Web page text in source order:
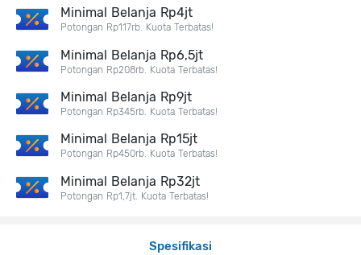
Spesifikasi
Minimal Belanja Rp4jt
Potongan Rp117rb. Kuota Terbatas!
Minimal Belanja Rp6,5jt
Potongan Rp208rb. Kuota Terbatas!
Minimal Belanja Rp9jt
Potongan Rp345rb. Kuota Terbatas!
Minimal Belanja Rp15jt
Potongan Rp450rb. Kuota Terbatas!
Minimal Belanja Rp32jt
Potongan Rp1,7jt. Kuota Terbatas!